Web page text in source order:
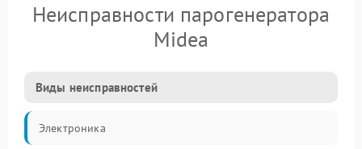
Неисправности парогенератора
Midea
Виды неисправностей
Электроника